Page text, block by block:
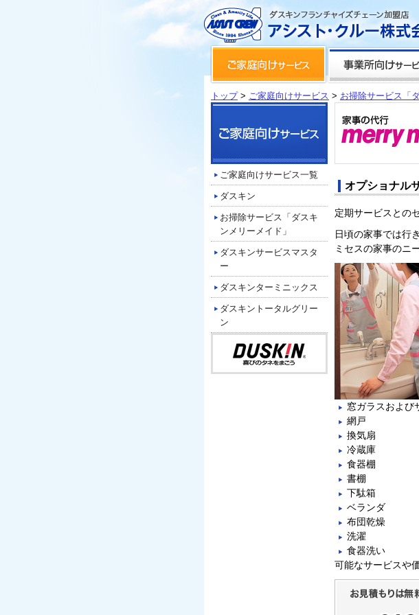
トップ> ご家庭向けサービス > お掃除サービス「
ご家庭向けサービス一覧
ダスキン
お掃除サービス「ダスキ
ンメリーメイド」
ダスキンサービスマスタ
ー
ダスキンターミニックス
ダスキントータルグリー
ン
オプショナル
定期サービスとの
日頃の家事では行
ミセスの家事のニ
窓ガラスおよび
網戸
換気扇
冷蔵庫
食器棚
書棚
下駄箱
ベランダ
布団乾燥
洗濯
食器洗い
可能なサービスや